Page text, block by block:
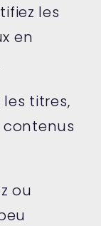
les
en
titres,
ou